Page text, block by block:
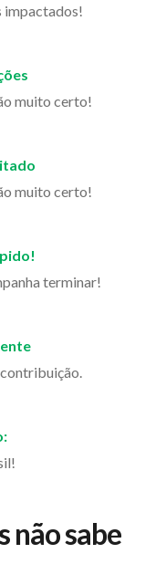
impactados!
muito certo!
muito certo!
terminar!
não sabe